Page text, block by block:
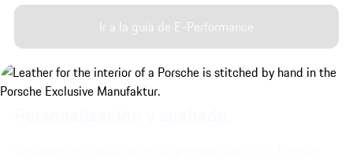
Ir a la guía de E-Performance